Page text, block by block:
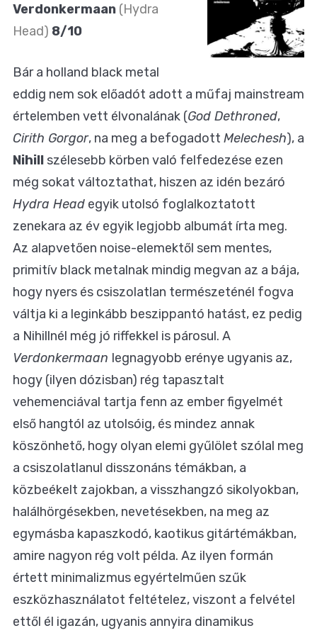
Verdonkermaan (Hydra
Head) 8/10
Bár a holland black metal
eddig nem sok előadót adott a műfaj mainstream
értelemben vett élvonalának (God Dethroned,
Cirith Gorgor, na meg a befogadott Melechesh), a
Nihill szélesebb körben való felfedezése ezen
még sokat változtathat, hiszen az idén bezáró
Hydra Head egyik utolsó foglalkoztatott
zenekara az év egyik legjobb albumát írta meg.
Az alapvetően noise-elemektől sem mentes,
primitív black metalnak mindig megvan az a bája,
hogy nyers és csiszolatlan természeténél fogva
váltja ki a leginkább beszippantó hatást, ez pedig
a Nihillnél még jó riffekkel is párosul. A
Verdonkermaan legnagyobb erénye ugyanis az,
hogy (ilyen dózisban) rég tapasztalt
vehemenciával tartja fenn az ember figyelmét
első hangtól az utolsóig, és mindez annak
köszönhető, hogy olyan elemi gyűlölet szólal meg
a csiszolatlanul disszonáns témákban, a
közbeékelt zajokban, a visszhangzó sikolyokban,
halálhörgésekben, nevetésekben, na meg az
egymásba kapaszkodó, kaotikus gitártémákban,
amire nagyon rég volt példa. Az ilyen formán
értett minimalizmus egyértelműen szűk
eszközhasználatot feltételez, viszont a felvétel
ettől él igazán, ugyanis annyira dinamikus